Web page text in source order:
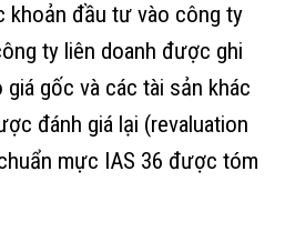
khoản đầu tư vào công ty
ty liên doanh được ghi
gốc và các tài sản khác
đánh giá lại (revaluation
mực IAS 36 được tóm